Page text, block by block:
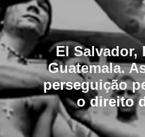
El Salvador,
Guatemala.
perseguição
o direito